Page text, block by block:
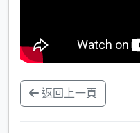
返回上一頁